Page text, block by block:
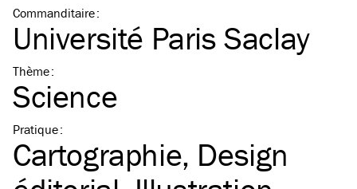
Commanditaire:
Université Paris Saclay
Thème:
Science
Pratique:
Cartographie Design